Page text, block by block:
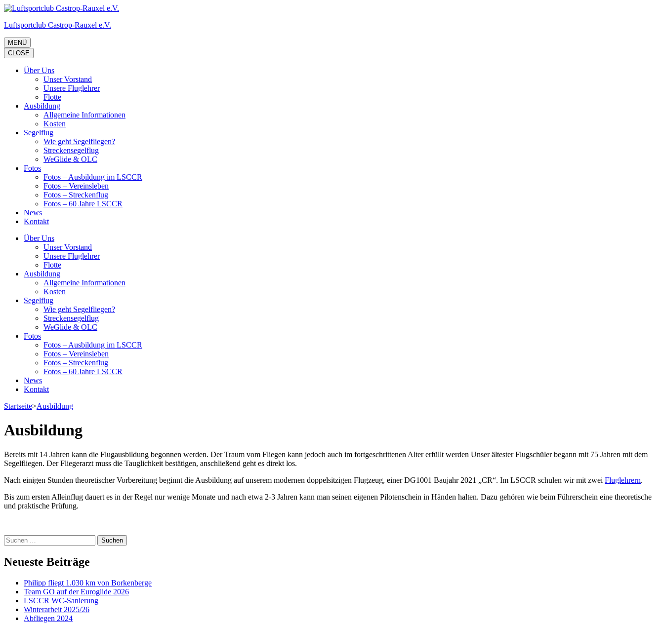
Zum
springen
drücken)
Luftsportclub Castrop-Rauxel e.V.
MENÜ
CLOSE
Über Uns
Unser Vorstand
Unsere Fluglehrer
Flotte
Ausbildung
Allgemeine Informationen
Kosten
Segelflug
Wie geht Segelfliegen?
Streckensegelflug
WeGlide & OLC
Fotos
Fotos – Ausbildung im LSCCR
Fotos – Vereinsleben
Fotos – Streckenflug
Fotos – 60 Jahre LSCCR
News
Kontakt
Über Uns
Unser Vorstand
Unsere Fluglehrer
Flotte
Ausbildung
Allgemeine Informationen
Kosten
Segelflug
Wie geht Segelfliegen?
Streckensegelflug
WeGlide & OLC
Fotos
Fotos – Ausbildung im LSCCR
Fotos – Vereinsleben
Fotos – Streckenflug
Fotos – 60 Jahre LSCCR
News
Kontakt
Startseite>Ausbildung
Ausbildung
Bereits mit 14 Jahren kann die Flugausbildung begonnen werden. Der Traum vom Fliegen kann jedoch auch im fortgeschrittenen Alter erfüllt werden Unser ältester Flugschüler begann mit 75 Jahren mit dem
Segelfliegen. Der Fliegerarzt muss die Tauglichkeit bestätigen, anschließend geht es direkt los.
Nach einigen Stunden theoretischer Vorbereitung beginnt die Ausbildung auf unserem modernen doppelsitzigen Flugzeug, einer DG1001 Baujahr 2021 „CR“. Im LSCCR schulen wir mit zwei Fluglehrern.
Bis zum ersten Alleinflug dauert es in der Regel nur wenige Monate und nach etwa 2-3 Jahren kann man seinen eigenen Pilotenschein in Händen halten. Dazu gehören wie beim Führerschein eine theoretische
und praktische Prüfung.
Suchen
nach:
Neueste Beiträge
Philipp fliegt 1.030 km von Borkenberge
Team GO auf der Euroglide 2026
LSCCR WC-Sanierung
Winterarbeit 2025/26
Abfliegen 2024